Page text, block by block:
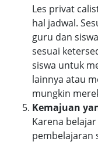
Les privat
hal jadwal.
guru dan
sesuai
siswa untuk
lainnya atau
mungkin
Kemajuan
Karena
pembelajaran